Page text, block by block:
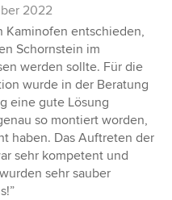
2022
Kaminofen entschieden,
Schornstein im
werden sollte. Für die
wurde in der Beratung
eine gute Lösung
so montiert worden,
haben. Das Auftreten der
sehr kompetent und
sehr sauber